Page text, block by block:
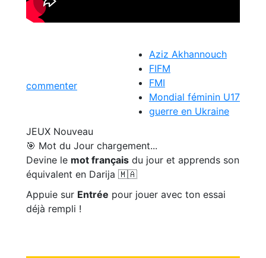
commenter
Aziz Akhannouch
FIFM
FMI
Mondial féminin U17
guerre en Ukraine
JEUX Nouveau
🎯 Mot du Jour chargement...
Devine le mot français du jour et apprends son
équivalent en Darija 🇲🇦
Appuie sur Entrée pour jouer avec ton essai
déjà rempli !